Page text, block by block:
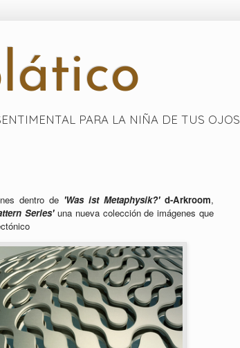
PARA LA NIÑA DE TUS OJOS
dentro de 'Was ist Metaphysik?' d-Arkroom,
Series'una nueva colección de imágenes que